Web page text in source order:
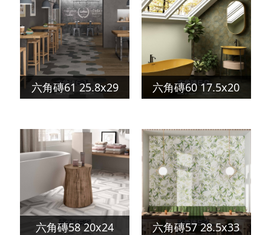
六角磚61 25.8x29 六角磚60 17.5x20
六角磚58 20x24 六角磚57 28.5x33